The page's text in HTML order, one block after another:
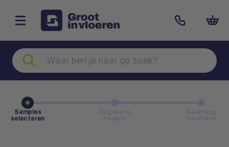
Zoeken
naar
producten
Samples
selecteren